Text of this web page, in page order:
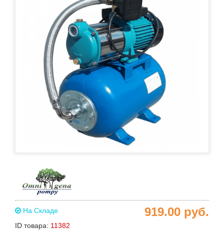
На Складе
ID товара: 11382
919.00 руб.